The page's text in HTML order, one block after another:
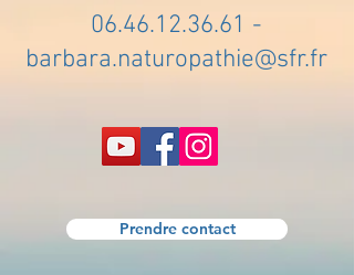
06.46.12.36.61 -
barbara.naturopathie@sfr.fr
Prendre contact